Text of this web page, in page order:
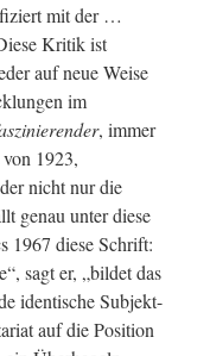
mit der …
Kritik ist
auf neue Weise
im
, immer
1923,
nicht nur die
genau unter diese
1967 diese Schrift:
sagt er, „bildet das
identische Subjekt-
auf die Position